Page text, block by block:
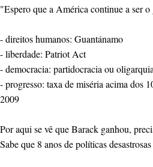
"Espero que a América continue a ser
- direitos humanos: Guantánamo
- liberdade: Patriot Act
- democracia: partidocracia ou
- progresso: taxa de miséria acima dos
2009
Por aqui se vê que Barack ganhou,
Sabe que 8 anos de políticas